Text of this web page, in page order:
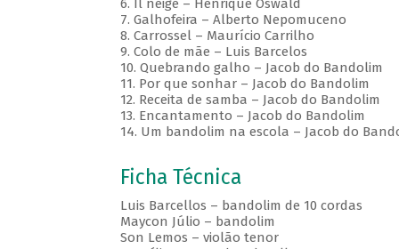
6. Il neige – Henrique Oswald
7. Galhofeira – Alberto Nepomuceno
8. Carrossel – Maurício Carrilho
9. Colo de mãe – Luis Barcelos
10. Quebrando galho – Jacob do Bandolim
11. Por que sonhar – Jacob do Bandolim
12. Receita de samba – Jacob do Bandolim
13. Encantamento – Jacob do Bandolim
14. Um bandolim na escola – Jacob do
Ficha Técnica
Luis Barcellos – bandolim de 10 cordas
Maycon Júlio – bandolim
Son Lemos – violão tenor